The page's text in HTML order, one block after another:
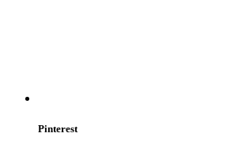
Pinterest